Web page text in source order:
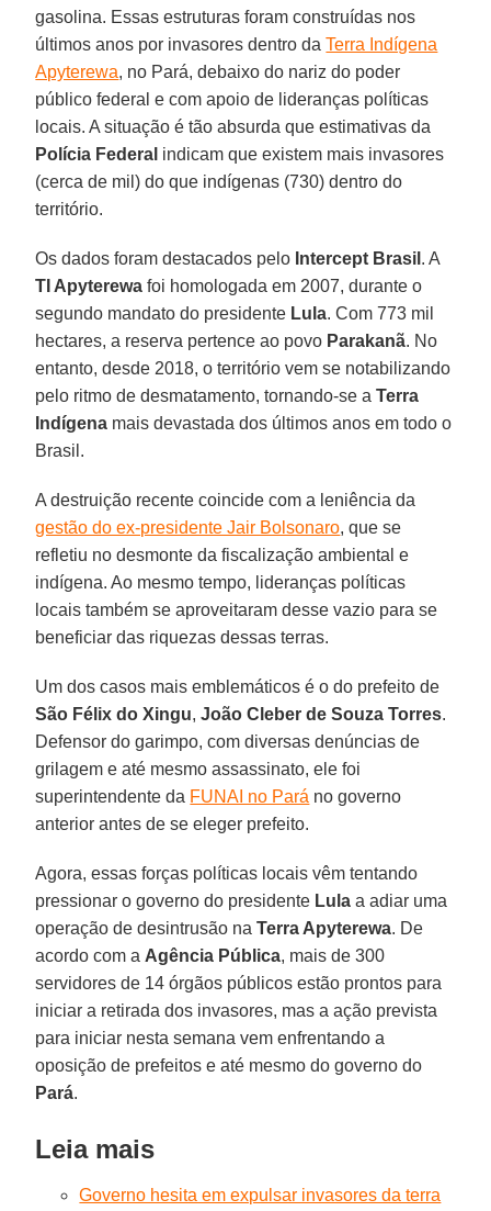
gasolina. Essas estruturas foram construídas nos
últimos anos por invasores dentro daTerra Indígena
Apyterewa, no Pará, debaixo do nariz do poder
público federal e com apoio de lideranças políticas
locais. A situação é tão absurda que estimativas da
Polícia Federal indicam que existem mais invasores
(cerca de mil) do que indígenas (730) dentro do
território.
Os dados foram destacados pelo Intercept Brasil . A
TI Apyterewa foi homologada em 2007, durante o
segundo mandato do presidente Lula. Com 773 mil
hectares, a reserva pertence ao povo Parakanã. No
entanto, desde 2018, o território vem se notabilizando
pelo ritmo de desmatamento, tornando-se aTerra
Indígena mais devastada dos últimos anos em todo o
Brasil.
A destruição recente coincide com a leniência da
gestão do ex-presidente Jair Bolsonaro, que se
refletiu no desmonte da fiscalização ambiental e
indígena. Ao mesmo tempo, lideranças políticas
locais também se aproveitaram desse vazio para se
beneficiar das riquezas dessas terras.
Um dos casos mais emblemáticos é o do prefeito de
São Félix do Xingu,João Cleber de Souza Torres.
Defensor do garimpo, com diversas denúncias de
grilagem e até mesmo assassinato, ele foi
superintendente da FUNAI no Pará no governo
anterior antes de se eleger prefeito.
Agora, essas forças políticas locais vêm tentando
pressionar o governo do presidente Lula a adiar uma
operação de desintrusão naTerra Apyterewa. De
acordo com a Agência Pública, mais de 300
servidores de 14 órgãos públicos estão prontos para
iniciar a retirada dos invasores, mas a ação prevista
para iniciar nesta semana vem enfrentando a
oposição de prefeitos e até mesmo do governo do
Pará.
Leia mais
Governo hesita em expulsar invasores da terra